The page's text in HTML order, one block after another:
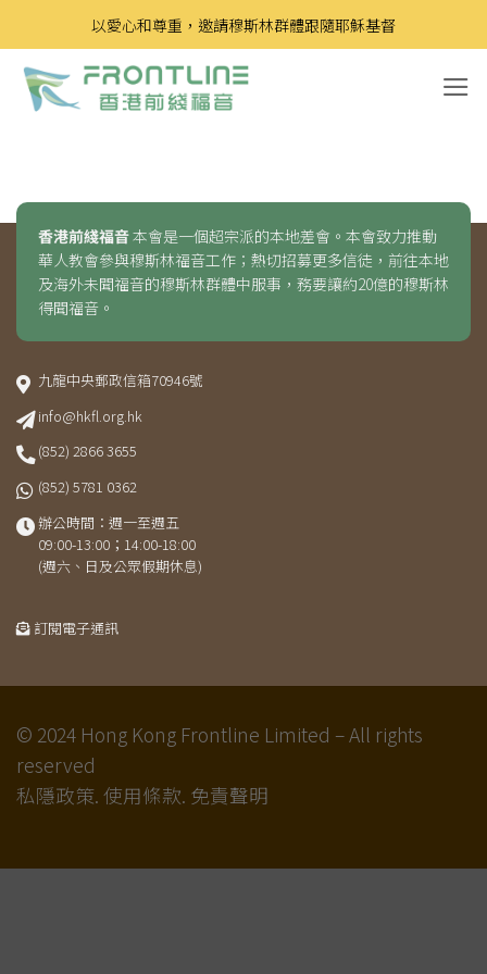
to
content
以愛心和尊重，邀請穆斯林群體跟隨耶穌基督
香港前綫福音本會是一個超宗派的本地差會。本會致力推動
華人教會參與穆斯林福音工作；熱切招募更多信徒，前往本地
及海外未聞福音的穆斯林群體中服事，務要讓約20億的穆斯林
得聞福音。
九龍中央郵政信箱70946號
info@hkfl.org.hk
(852) 2866 3655
(852) 5781 0362
辦公時間：週一至週五
09:00-13:00；14:00-18:00
(週六、日及公眾假期休息)
訂閱電子通訊
© 2024 Hong Kong Frontline Limited – All rights
reserved
私隱政策. 使用條款. 免責聲明